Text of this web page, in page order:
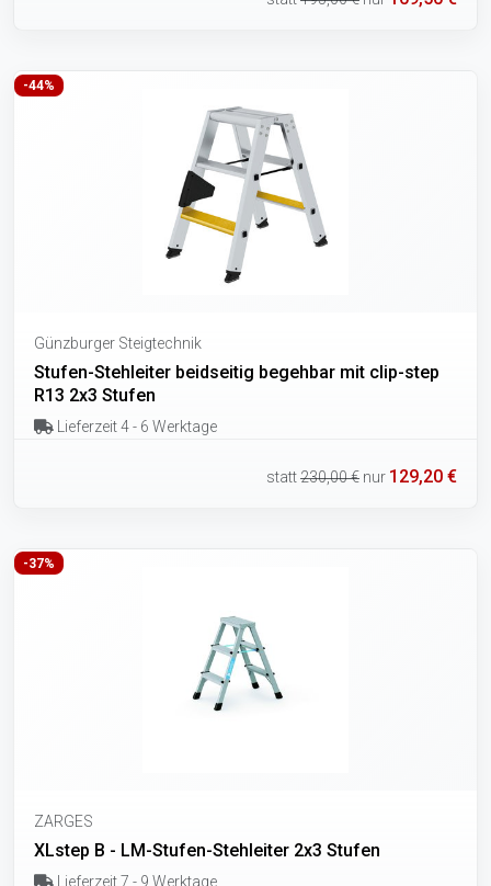
-44%
Günzburger Steigtechnik
Stufen-Stehleiter beidseitig begehbar mit clip-step
R13 2x3 Stufen
Lieferzeit 4 - 6 Werktage
statt230,00 € nur 129,20 €
-37%
ZARGES
XLstep B - LM-Stufen-Stehleiter 2x3 Stufen
Lieferzeit 7 - 9 Werktage